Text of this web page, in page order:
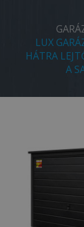
LUX
HÁTRA
A